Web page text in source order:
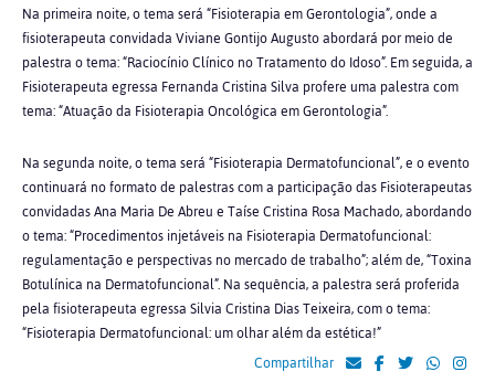
Na primeira noite, o tema será “Fisioterapia em Gerontologia”, onde a
fisioterapeuta convidada Viviane Gontijo Augusto abordará por meio de
palestra o tema: “Raciocínio Clínico no Tratamento do Idoso”. Em seguida, a
Fisioterapeuta egressa Fernanda Cristina Silva profere uma palestra com
tema: “Atuação da Fisioterapia Oncológica em Gerontologia”.
Na segunda noite, o tema será “Fisioterapia Dermatofuncional”, e o evento
continuará no formato de palestras com a participação das Fisioterapeutas
convidadas Ana Maria De Abreu e Taíse Cristina Rosa Machado, abordando
o tema: “Procedimentos injetáveis na Fisioterapia Dermatofuncional:
regulamentação e perspectivas no mercado de trabalho”; além de, “Toxina
Botulínica na Dermatofuncional”. Na sequência, a palestra será proferida
pela fisioterapeuta egressa Silvia Cristina Dias Teixeira, com o tema:
“Fisioterapia Dermatofuncional: um olhar além da estética!”
Compartilhar